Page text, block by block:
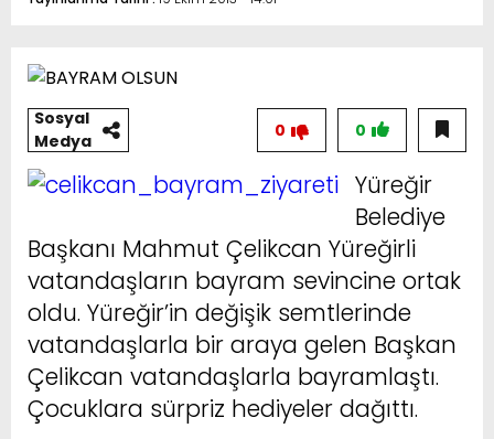
Sosyal
Medya
0
0
Yüreğir
Belediye
Başkanı Mahmut Çelikcan Yüreğirli
vatandaşların bayram sevincine ortak
oldu. Yüreğir’in değişik semtlerinde
vatandaşlarla bir araya gelen Başkan
Çelikcan vatandaşlarla bayramlaştı.
Çocuklara sürpriz hediyeler dağıttı.